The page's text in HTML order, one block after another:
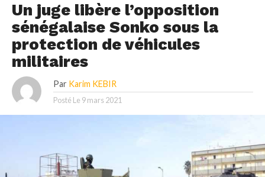
Un juge libère l’opposition
sénégalaise Sonko sous la
protection de véhicules
militaires
Par Karim KEBIR
Posté Le 9 mars 2021